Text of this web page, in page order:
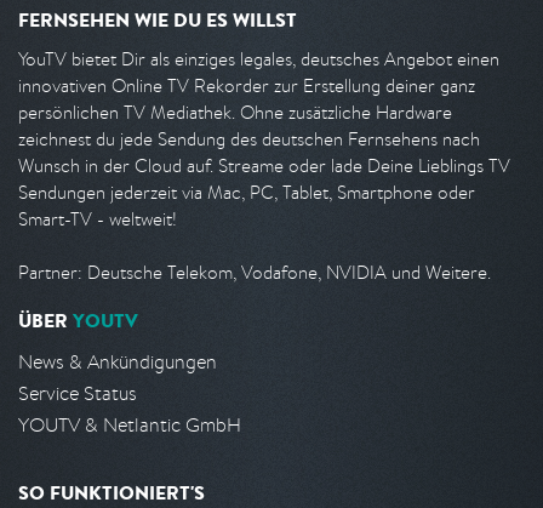
FERNSEHEN WIE DU ES WILLST
YouTV bietet Dir als einziges legales, deutsches Angebot einen
innovativen Online TV Rekorder zur Erstellung deiner ganz
persönlichen TV Mediathek. Ohne zusätzliche Hardware
zeichnest du jede Sendung des deutschen Fernsehens nach
Wunsch in der Cloud auf. Streame oder lade Deine Lieblings TV
Sendungen jederzeit via Mac, PC, Tablet, Smartphone oder
Smart-TV - weltweit!
Partner: Deutsche Telekom, Vodafone, NVIDIA und Weitere.
ÜBER YOUTV
News & Ankündigungen
Service Status
YOUTV & Netlantic GmbH
SO FUNKTIONIERT'S